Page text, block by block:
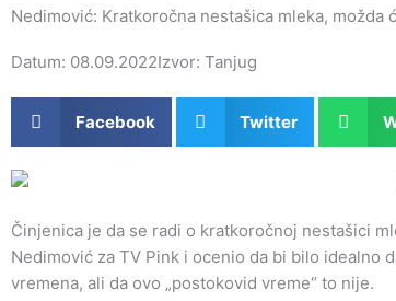
Nedimović: Kratkoročna nestašica mleka,
Datum: 08.09.2022Izvor: Tanjug
Facebook Twitter
Činjenica je da se radi o kratkoročnoj nestašici
Nedimović za TV Pink i ocenio da bi bilo idealno
vremena, ali da ovo „postokovid vreme“ to nije.